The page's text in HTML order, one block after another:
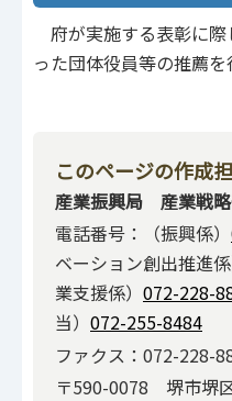
府が実施する表彰に際
った団体役員等の推薦を
このページの作成
産業振興局 産業戦
電話番号：（振興係）
ベーション創出推進係
業支援係） 072-228-
当） 072-255-8484
ファクス：072-228-
〒590-0078 堺市堺